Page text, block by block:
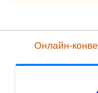
Онлайн-